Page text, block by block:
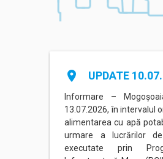
place UPDATE
Informare –
13.07.2026, în intervalul
alimentarea cu apă
urmare a lucrărilor
executate prin